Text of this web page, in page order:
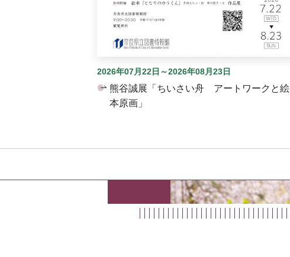
2026年07月22日～2026年08月23日
熊谷誠展「ちいさい舟 アートワークと絵
本原画」